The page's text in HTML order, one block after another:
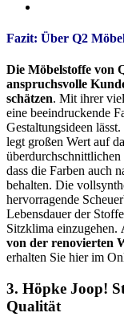
Fazit: Über Q2
Die Möbelstoffe von
anspruchsvolle
schätzen. Mit ihrer
eine beeindruckende
Gestaltungsideen
legt großen Wert auf
dass die Farben auch
behalten. Die
hervorragende
Lebensdauer der
Sitzklima einzugehen.
von der renovierten
erhalten Sie hier im
3. Höpke Joop!
Qualität